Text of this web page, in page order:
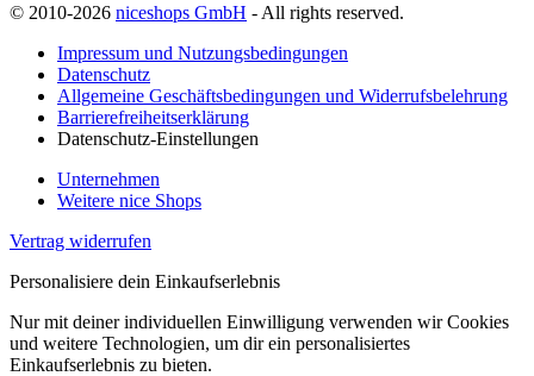
© 2010-2026 niceshops GmbH - All rights reserved.
Impressum und Nutzungsbedingungen
Datenschutz
Allgemeine Geschäftsbedingungen und Widerrufsbelehrung
Barrierefreiheitserklärung
Datenschutz-Einstellungen
Unternehmen
Weitere nice Shops
Vertrag widerrufen
Personalisiere dein Einkaufserlebnis
Nur mit deiner individuellen Einwilligung verwenden wir Cookies
und weitere Technologien, um dir ein personalisiertes
Einkaufserlebnis zu bieten.